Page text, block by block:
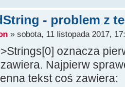
- problem z
» sobota, 11 listopada 2017,
oznacza
Najpierw
tekst coś zawiera: